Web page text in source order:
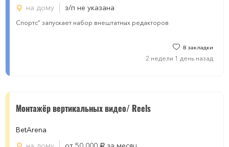
на дому з/п не указана
Спортс” запускает набор внештатных редакторов
В закладки
2 недели 1 день назад
Монтажёр вертикальных видео/ Reels
BetArena